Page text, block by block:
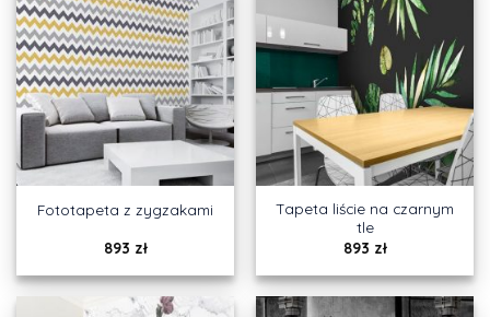
Fototapeta z zygzakami
893 zł
Tapeta liście na czarnym
tle
893 zł